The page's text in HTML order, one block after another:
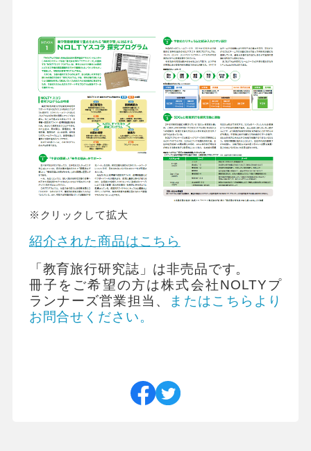
※クリックして拡大
紹介された商品はこちら
「教育旅行研究誌」は非売品です。
冊子をご希望の方は株式会社NOLTYプ
ランナーズ営業担当、
またはこちらより
お問合せください。